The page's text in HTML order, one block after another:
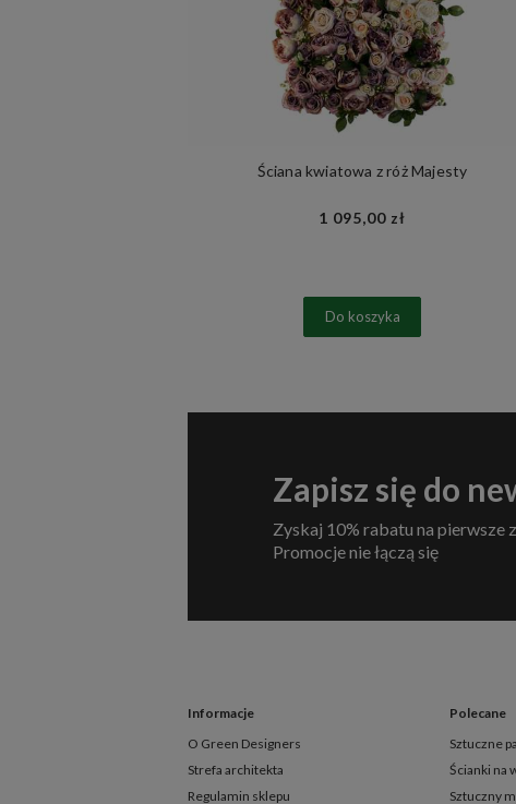
Ściana kwiatowa z róż Majesty
1 095,00 zł
Do koszyka
Zapisz się do
Zyskaj 10% rabatu na pierwsze
Promocje nie łączą się
Informacje
O Green Designers
Strefa architekta
Regulamin sklepu
Polecane
Sztuczne
Ścianki na
Sztuczny